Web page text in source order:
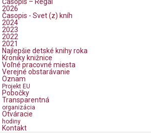
Časopis – Regál
2026
Časopis - Svet (z) kníh
2024
2023
2022
2021
Najlepšie detské knihy roka
Kroniky knižnice
Voľné pracovné miesta
Verejné obstarávanie
Oznam
Projekt EU
Pobočky
Transparentná
organizácia
Otváracie
hodiny
Kontakt